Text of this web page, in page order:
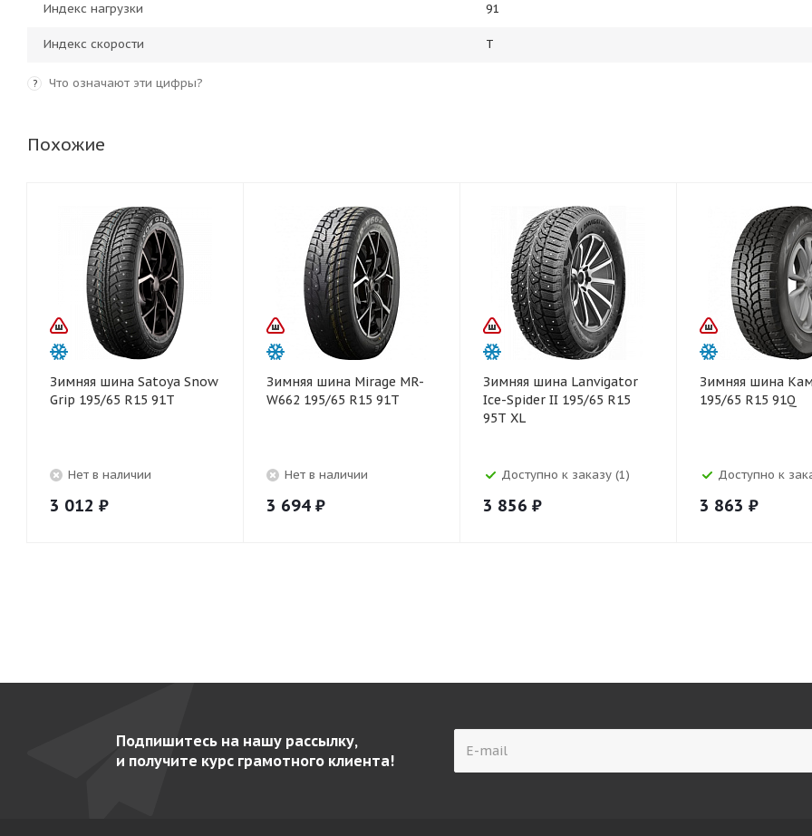
Индекс нагрузки 91
Индекс скорости T
? Что означают эти цифры?
Похожие
Зимняя шина Satoya Snow
Grip 195/65 R15 91T
Нет в наличии
3 012 ₽
Зимняя шина Mirage MR-
W662 195/65 R15 91T
Нет в наличии
3 694 ₽
Зимняя шина Lanvigator
Ice-Spider II 195/65 R15
95T XL
Доступно к заказу (1)
3 856 ₽
Зимняя шина
195/65 R15 91Q
Доступно к
3 863 ₽
Подпишитесь на нашу рассылку,
и получите курс грамотного клиента!